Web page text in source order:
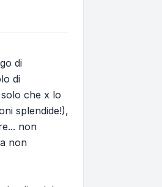
di
di
che x lo
splendide!),
non
non